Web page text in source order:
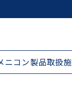
ニコン製品取扱